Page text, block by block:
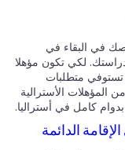
البقاء في
لكي تكون مؤهلا
متطلبات
الأسترالية
كامل في أستراليا.
الدائمة